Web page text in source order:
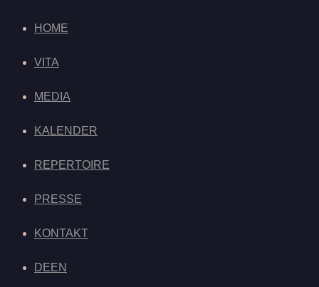
HOME
VITA
MEDIA
KALENDER
REPERTOIRE
PRESSE
KONTAKT
DEEN